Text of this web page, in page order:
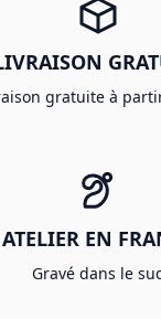
gratuite à
ATELIER EN
Gravé dans le